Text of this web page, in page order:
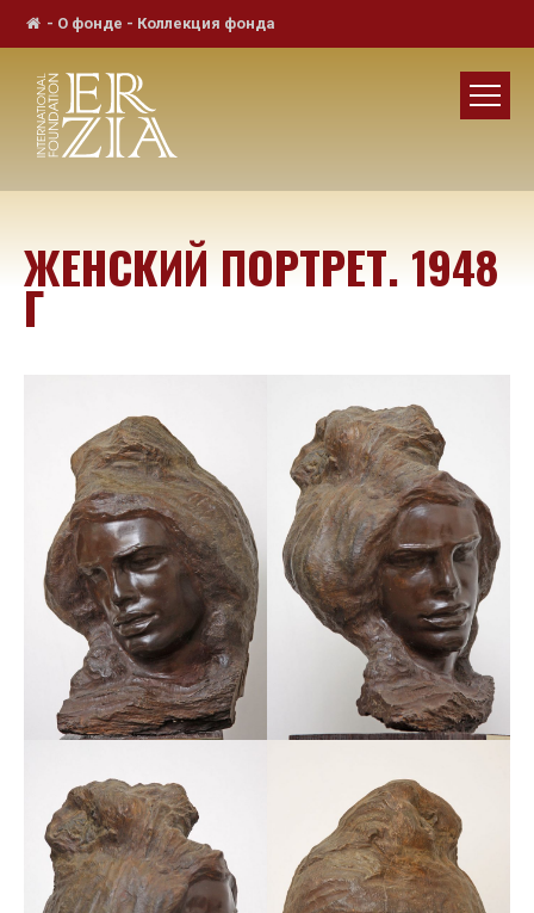
- О фонде - Коллекция фонда
ЖЕНСКИЙ ПОРТРЕТ. 1948
Г